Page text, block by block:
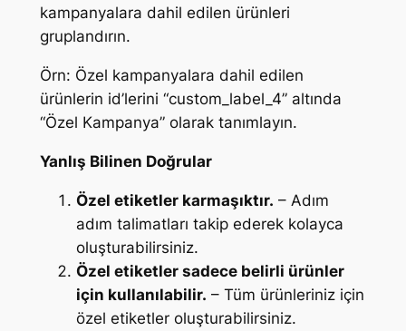
kampanyalara dahil edilen ürünleri
gruplandırın.
Örn: Özel kampanyalara dahil edilen
ürünlerin id’lerini “custom_label_4” altında
“Özel Kampanya” olarak tanımlayın.
Yanlış Bilinen Doğrular
Özel etiketler karmaşıktır. – Adım
adım talimatları takip ederek kolayca
oluşturabilirsiniz.
Özel etiketler sadece belirli ürünler
için kullanılabilir. – Tüm ürünleriniz için
özel etiketler oluşturabilirsiniz.